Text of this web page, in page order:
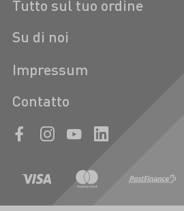
Tutto sul tuo ordine
Su di noi
Impressum
Contatto